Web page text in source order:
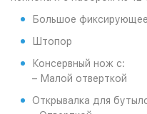
Большое
Штопор
Консервный нож с:
– Малой отверткой
Открывалка для